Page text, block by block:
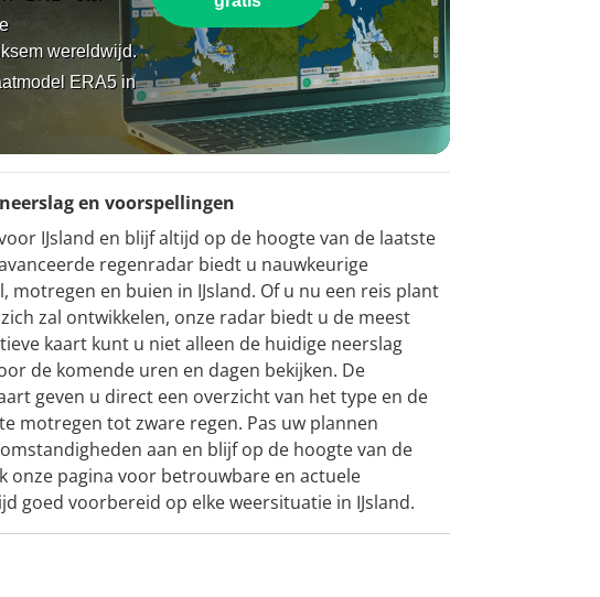
wereldwijd.
ERA5 in
en voorspellingen
IJsland en blijf altijd op de hoogte van de laatste
regenradar biedt u nauwkeurige
en buien in IJsland. Of u nu een reis plant
zal ontwikkelen, onze radar biedt u de meest
kaart kunt u niet alleen de huidige neerslag
de komende uren en dagen bekijken. De
geven u direct een overzicht van het type en de
motregen tot zware regen. Pas uw plannen
aan en blijf op de hoogte van de
onze pagina voor betrouwbare en actuele
goed voorbereid op elke weersituatie in IJsland.